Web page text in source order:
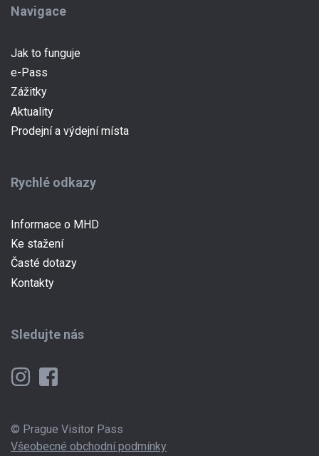
Navigace
Jak to funguje
e-Pass
Zážitky(current)
Aktuality
Prodejní a výdejní místa
Rychlé odkazy
Informace o MHD
Ke stažení
Časté dotazy
Kontakty
Sledujte nás
© Prague Visitor Pass
Všeobecné obchodní podmínky